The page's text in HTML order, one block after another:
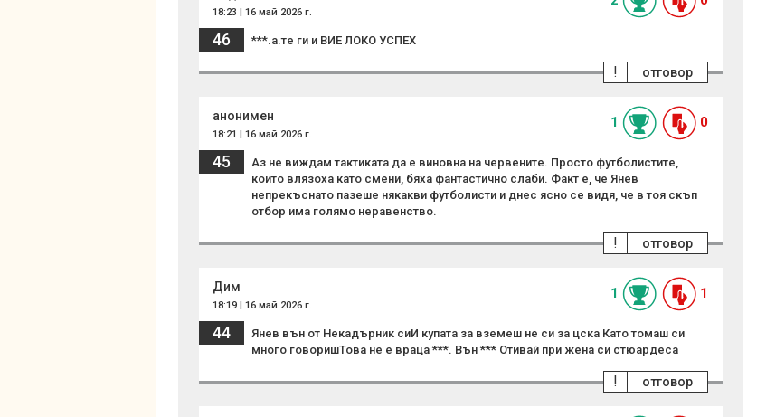
18:23 | 16 май 2026 г.
46 ***.а.те ги и ВИЕ ЛОКО УСПЕХ
отговор
!
анонимен
18:21 | 16 май 2026 г.
1 0
45
Аз не виждам тактиката да е виновна на червените. Просто футболистите,
които влязоха като смени, бяха фантастично слаби. Факт е, че Янев
непрекъснато пазеше някакви футболисти и днес ясно се видя, че в тоя скъп
отбор има голямо неравенство.
отговор
!
Дим
18:19 | 16 май 2026 г.
1 1
44
Янев вън от Некадърник сиИ купата за вземеш не си за цска Като томаш си
много говоришТова не е враца ***. Вън *** Отивай при жена си стюардеса
отговор
!